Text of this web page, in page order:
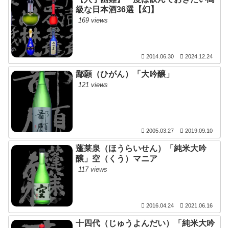
級な日本酒36選【幻】
169 views
2014.06.30 2024.12.24
鄙願（ひがん）「大吟醸」
121 views
2005.03.27 2019.09.10
蓬莱泉（ほうらいせん）「純米大吟
醸」空（くう）マニア
117 views
2016.04.24 2021.06.16
十四代（じゅうよんだい）「純米大吟